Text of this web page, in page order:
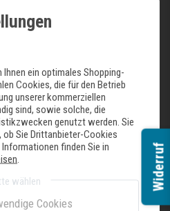
*
In den Warenkorb
MwSt.zzgl.Versandkosten
KIR31VFE0
*
ein optimales Shopping-
Cookies, die für den Betrieb
unserer kommerziellen
sind, sowie solche, die
genutzt werden. Sie
Sie Drittanbieter-Cookies
finden Sie in
wählen
Cookies
Widerruf